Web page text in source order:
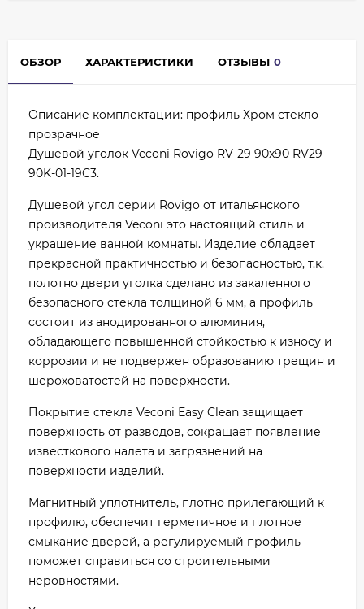
ОБЗОР ХАРАКТЕРИСТИКИ ОТЗЫВЫ 0
Описание комплектации: профиль Хром стекло
прозрачное
Душевой уголок Veconi Rovigo RV-29 90x90 RV29-
90K-01-19C3.
Душевой угол серии Rovigo от итальянского
производителя Veconi это настоящий стиль и
украшение ванной комнаты. Изделие обладает
прекрасной практичностью и безопасностью, т.к.
полотно двери уголка сделано из закаленного
безопасного стекла толщиной 6 мм, а профиль
состоит из анодированного алюминия,
обладающего повышенной стойкостью к износу и
коррозии и не подвержен образованию трещин и
шероховатостей на поверхности.
Покрытие стекла Veconi Easy Clean защищает
поверхность от разводов, сокращает появление
известкового налета и загрязнений на
поверхности изделий.
Магнитный уплотнитель, плотно прилегающий к
профилю, обеспечит герметичное и плотное
смыкание дверей, а регулируемый профиль
поможет справиться со строительными
неровностями.